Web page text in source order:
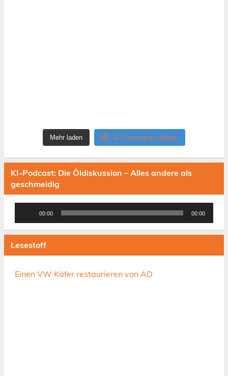
Mehr laden Auf Instagram folgen
KI-Podcast: Die Öldiskussion – Alles andere als
geschmeidig
00:00 00:00
Lesestoff
Einen VW Käfer restaurieren von AD